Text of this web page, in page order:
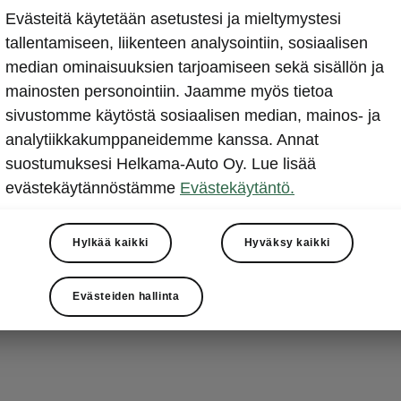
- 1965
automalleihin lukeutui Škoda Felicia, jonka kysyntä oli
tuotantokapasiteettia suurempi. Tehdaslaitosten
nykyaikaistaminen käynnistettiin 1960-luvun
uusi Škoda 1000 MB.
Evästeitä käytetään asetustesi ja mieltymystesi
tallentamiseen, liikenteen analysointiin, sosiaalisen
median ominaisuuksien tarjoamiseen sekä sisällön ja
mainosten personointiin. Jaamme myös tietoa
sivustomme käytöstä sosiaalisen median, mainos- ja
analytiikkakumppaneidemme kanssa. Annat
suostumuksesi Helkama-Auto Oy. Lue lisää
evästekäytännöstämme Evästekäytäntö.
Hylkää kaikki Hyväksy kaikki
Evästeiden hallinta